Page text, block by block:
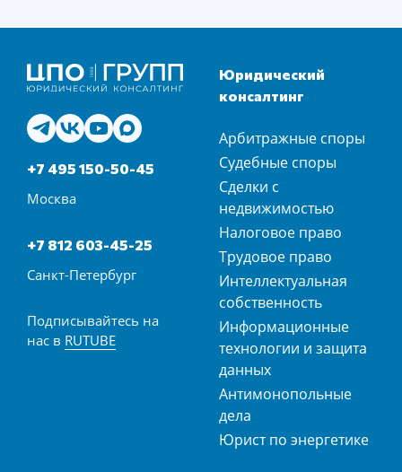
+7 495 150-50-45
Москва
+7 812 603-45-25
Санкт-Петербург
Подписывайтесь на
нас в RUTUBE
Юридический
консалтинг
Арбитражные споры
Судебные споры
Сделки с
недвижимостью
Налоговое право
Трудовое право
Интеллектуальная
собственность
Информационные
технологии и защита
данных
Антимонопольные
дела
Юрист по энергетике